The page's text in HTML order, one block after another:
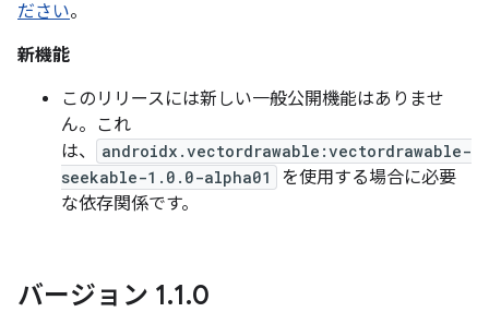
ださい。
新機能
このリリースには新しい一般公開機能はありませ
ん。これ
は、
androidx.vectordrawable:vectordrawable-
seekable-1.0.0-alpha01
を使用する場合に必要
な依存関係です。
バージョン 1.1.0